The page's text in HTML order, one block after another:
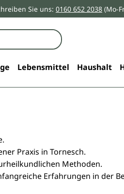
Sie uns: 0160 652 2038 (Mo-
Lebensmittel Haushalt
Praxis in Tornesch.
Methoden.
Erfahrungen in der